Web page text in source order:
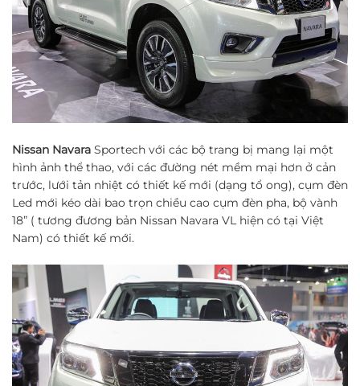
Nissan Navara Sportech với các bộ trang bị mang lại một
hình ảnh thể thao, với các đường nét mềm mại hơn ở cản
trước, lưới tản nhiệt có thiết kế mới (dạng tổ ong), cụm đèn
Led mới kéo dài bao trọn chiều cao cụm đèn pha, bộ vành
18” ( tương đương bản Nissan Navara VL hiện có tại Việt
Nam) có thiết kế mới.